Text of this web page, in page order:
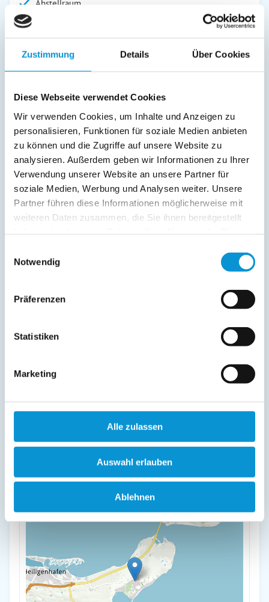
Zustimmung Details Über Cookies
Diese Webseite verwendet Cookies
Wir verwenden Cookies, um Inhalte und Anzeigen zu
personalisieren, Funktionen für soziale Medien anbieten
zu können und die Zugriffe auf unsere Website zu
analysieren. Außerdem geben wir Informationen zu Ihrer
Verwendung unserer Website an unsere Partner für
soziale Medien, Werbung und Analysen weiter. Unsere
Partner führen diese Informationen möglicherweise mit
weiteren Daten zusammen, die Sie ihnen bereitgestellt
Notwendig
Präferenzen
Statistiken
Marketing
Alle zulassen
Auswahl erlauben
Ablehnen
Abstellraum
Service:
Bettwäsche inkl.
Handtücher inkl.
Sonstiges:
Das Zimmer ist mit einem zusätzlichen Wohnraum
ausgestattet.
Beschreibung
Genießen Sie Ihren Urlaub im "Strandnah" unweit vom
Südstrand und der neu gestalteten Promenade. Unsere
Zimmer und Appartementsind liebevoll eingerichtet und
sorgen für einen schönen und erholsamen Aufenthalt an der
Ostsee. Starten Sie Ihren Urlaubstag mit einem
Meeresstrand
23775 Großenbrode
+